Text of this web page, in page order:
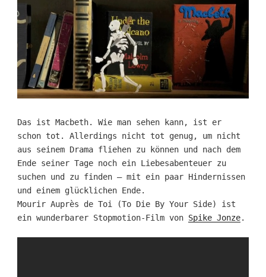
Das ist Macbeth. Wie man sehen kann, ist er
schon tot. Allerdings nicht tot genug, um nicht
aus seinem Drama fliehen zu können und nach dem
Ende seiner Tage noch ein Liebesabenteuer zu
suchen und zu finden – mit ein paar Hindernissen
und einem glücklichen Ende.
Mourir Auprès de Toi (To Die By Your Side) ist
ein wunderbarer Stopmotion-Film von Spike Jonze.